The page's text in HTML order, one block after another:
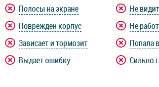
Полосы на экране
Поврежден корпус
Зависает и тормозит
Выдает ошибку
Не
Не
Попала
Сильно